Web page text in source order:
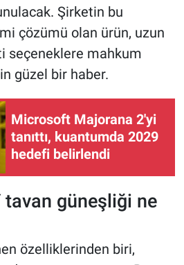
Şirketin bu
çözümü olan ürün, uzun
seçeneklere mahkum
güzel bir haber.
Microsoft Majorana 2'yi
tanıttı, kuantumda 2029
hedefi belirlendi
tavan güneşliği ne
özelliklerinden biri,